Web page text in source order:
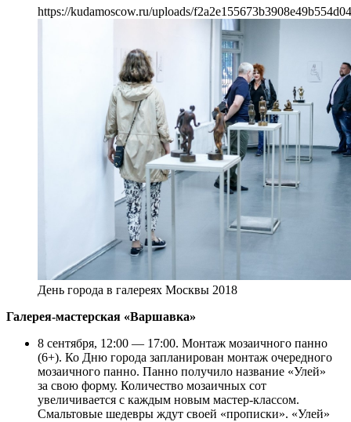
https://kudamoscow.ru/uploads/
День города в галереях Москвы 2018
Галерея-мастерская «Варшавка»
8 сентября, 12:00 — 17:00. Монтаж мозаичного панно
(6+). Ко Дню города запланирован монтаж очередного
мозаичного панно. Панно получило название «Улей»
за свою форму. Количество мозаичных сот
увеличивается с каждым новым мастер-классом.
Смальтовые шедевры ждут своей «прописки». «Улей»